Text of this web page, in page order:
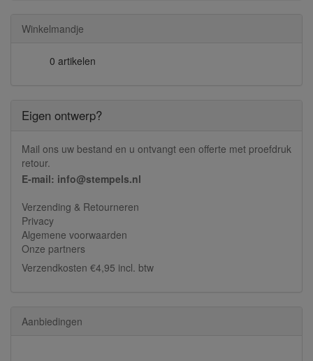
Winkelmandje
0 artikelen
Eigen ontwerp?
Mail ons uw bestand en u ontvangt een offerte met proefdruk
retour.
E-mail: info@stempels.nl
Verzending & Retourneren
Privacy
Algemene voorwaarden
Onze partners
Verzendkosten €4,95 incl. btw
Aanbiedingen